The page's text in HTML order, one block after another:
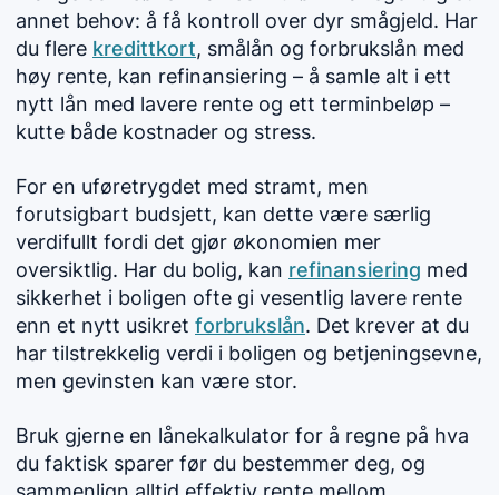
annet behov: å få kontroll over dyr smågjeld. Har
du flere kredittkort, smålån og forbrukslån med
høy rente, kan refinansiering – å samle alt i ett
nytt lån med lavere rente og ett terminbeløp –
kutte både kostnader og stress.
For en uføretrygdet med stramt, men
forutsigbart budsjett, kan dette være særlig
verdifullt fordi det gjør økonomien mer
oversiktlig. Har du bolig, kan refinansiering med
sikkerhet i boligen ofte gi vesentlig lavere rente
enn et nytt usikret forbrukslån. Det krever at du
har tilstrekkelig verdi i boligen og betjeningsevne,
men gevinsten kan være stor.
Bruk gjerne en lånekalkulator for å regne på hva
du faktisk sparer før du bestemmer deg, og